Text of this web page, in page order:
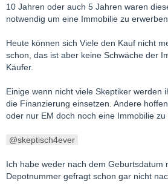
10 Jahren oder auch 5 Jahren waren
notwendig um eine Immobilie zu
Heute können sich Viele den Kauf nicht
schon, das ist aber keine Schwäche der
Käufer.
Einige wenn nicht viele Skeptiker werden
die Finanzierung einsetzen. Andere
oder nur EM doch noch eine Immobilie zu
skeptisch4ever
Ich habe weder nach dem Geburtsdatum
Depotnummer gefragt schon gar nicht